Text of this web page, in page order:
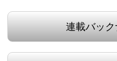
連載バッ